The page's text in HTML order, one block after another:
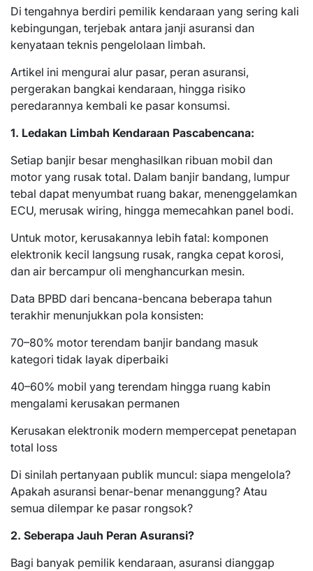
Di tengahnya berdiri pemilik kendaraan yang sering kali
kebingungan, terjebak antara janji asuransi dan
kenyataan teknis pengelolaan limbah.
Artikel ini mengurai alur pasar, peran asuransi,
pergerakan bangkai kendaraan, hingga risiko
peredarannya kembali ke pasar konsumsi.
1. Ledakan Limbah Kendaraan Pascabencana:
Setiap banjir besar menghasilkan ribuan mobil dan
motor yang rusak total. Dalam banjir bandang, lumpur
tebal dapat menyumbat ruang bakar, menenggelamkan
ECU, merusak wiring, hingga memecahkan panel bodi.
Untuk motor, kerusakannya lebih fatal: komponen
elektronik kecil langsung rusak, rangka cepat korosi,
dan air bercampur oli menghancurkan mesin.
Data BPBD dari bencana-bencana beberapa tahun
terakhir menunjukkan pola konsisten:
70–80% motor terendam banjir bandang masuk
kategori tidak layak diperbaiki
40–60% mobil yang terendam hingga ruang kabin
mengalami kerusakan permanen
Kerusakan elektronik modern mempercepat penetapan
total loss
Di sinilah pertanyaan publik muncul: siapa mengelola?
Apakah asuransi benar-benar menanggung? Atau
semua dilempar ke pasar rongsok?
2. Seberapa Jauh Peran Asuransi?
Bagi banyak pemilik kendaraan, asuransi dianggap